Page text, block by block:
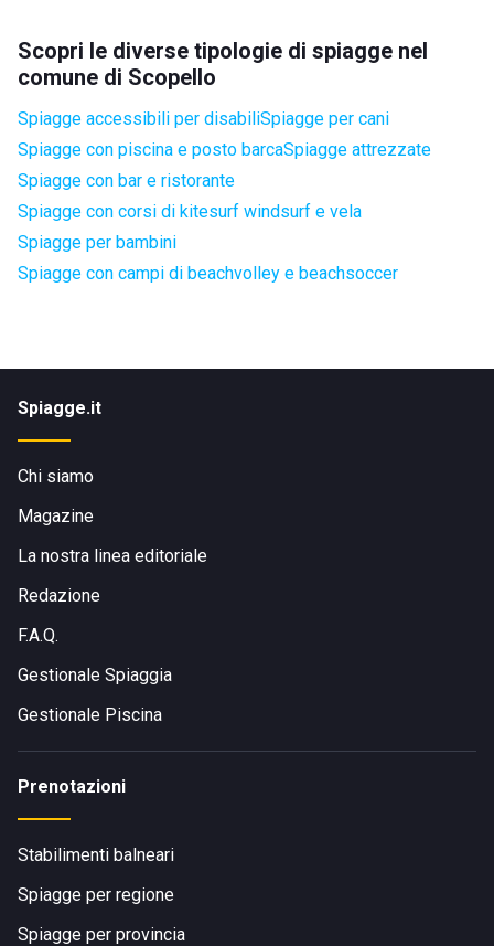
Scopri le diverse tipologie di spiagge nel
comune di Scopello
Spiagge accessibili per disabiliSpiagge per cani
Spiagge con piscina e posto barcaSpiagge attrezzate
Spiagge con bar e ristorante
Spiagge con corsi di kitesurf windsurf e vela
Spiagge per bambini
Spiagge con campi di beachvolley e beachsoccer
Spiagge.it
Chi siamo
Magazine
La nostra linea editoriale
Redazione
F.A.Q.
Gestionale Spiaggia
Gestionale Piscina
Prenotazioni
Stabilimenti balneari
Spiagge per regione
Spiagge per provincia